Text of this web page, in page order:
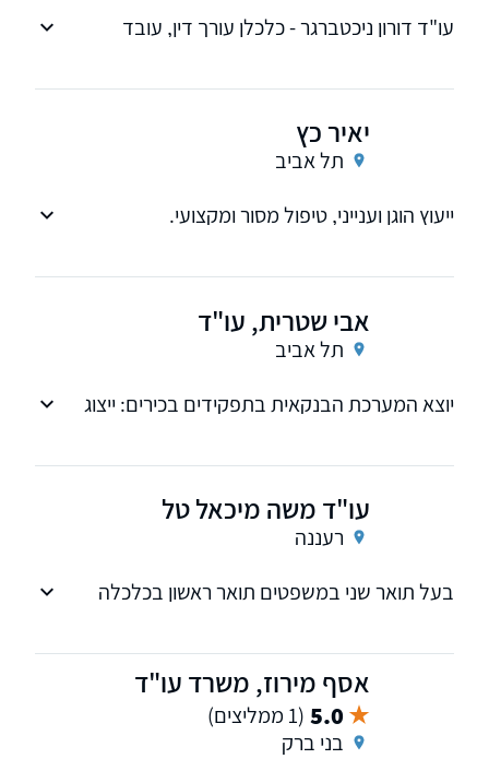
עו"ד דורון ניכטברגר - כלכלן עורך דין, עובד
יאיר כץ
תל אביב
ייעוץ הוגן וענייני, טיפול מסור ומקצועי.
אבי שטרית, עו"ד
תל אביב
יוצא המערכת הבנקאית בתפקידים בכירים: ייצוג
עו"ד משה מיכאל טל
רעננה
בעל תואר שני במשפטים תואר ראשון בכלכלה
אסף מירוז, משרד עו"ד
5.0 (1 ממליצים)
בני ברק